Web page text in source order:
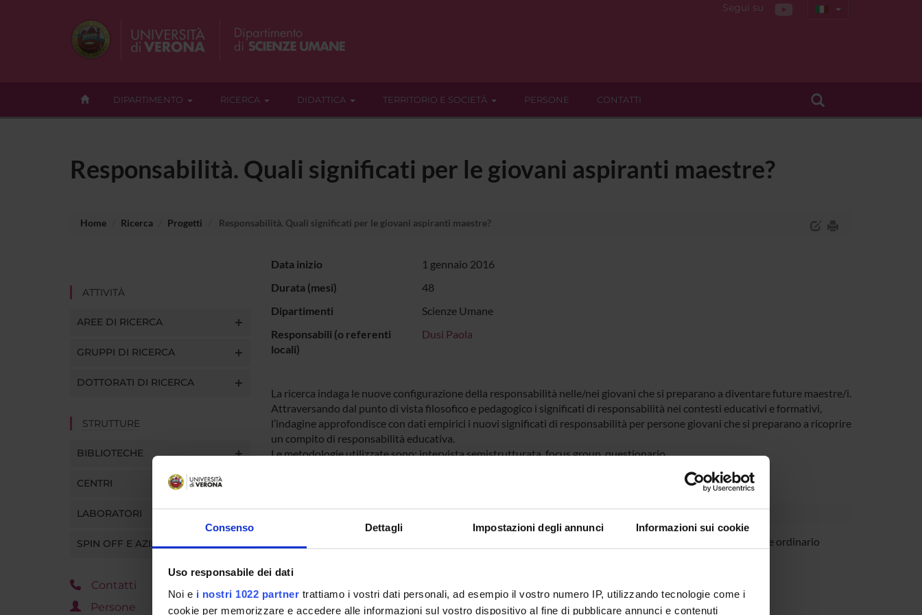
Consenso Dettagli Impostazioni degli annunci Informazioni sui cookie
Uso responsabile dei dati
Noi e i nostri 1022 partner trattiamo i vostri dati personali, ad esempio il vostro numero IP, utilizzando tecnologie come i
cookie per memorizzare e accedere alle informazioni sul vostro dispositivo al fine di pubblicare annunci e contenuti
Segui su
DIPARTIMENTO RICERCA DIDATTICA TERRITORIO E SOCIETÀ PERSONE CONTATTI
Responsabilità. Quali significati per le giovani aspiranti maestre?
Home Ricerca Progetti Responsabilità. Quali significati per le giovani aspiranti maestre?
ATTIVITÀ
AREE DI RICERCA
GRUPPI DI RICERCA
DOTTORATI DI RICERCA
STRUTTURE
BIBLIOTECHE
CENTRI
LABORATORI
SPIN OFF E AZIENDE
Contatti
Persone
Data inizio
1 gennaio 2016
Durata (mesi)
48
Dipartimenti
Scienze Umane
Responsabili (o referenti
locali)
Dusi Paola
La ricerca indaga le nuove configurazione della responsabilità nelle/nei giovani che si preparano a diventare future maestre/i.
Attraversando dal punto di vista filosofico e pedagogico i significati di responsabilità nei contesti educativi e formativi,
l’indagine approfondisce con dati empirici i nuovi significati di responsabilità per persone giovani che si preparano a ricoprire
un compito di responsabilità educativa.
Le metodologie utilizzate sono: intervista semistrutturata, focus group, questionario.
Professore ordinario